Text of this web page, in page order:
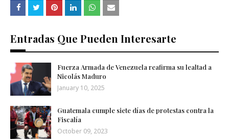
Entradas Que Pueden Interesarte
Fuerza Armada de Venezuela reafirma su lealtad a
Nicolás Maduro
January 10, 2025
Guatemala cumple siete días de protestas contra la
Fiscalía
October 09, 2023